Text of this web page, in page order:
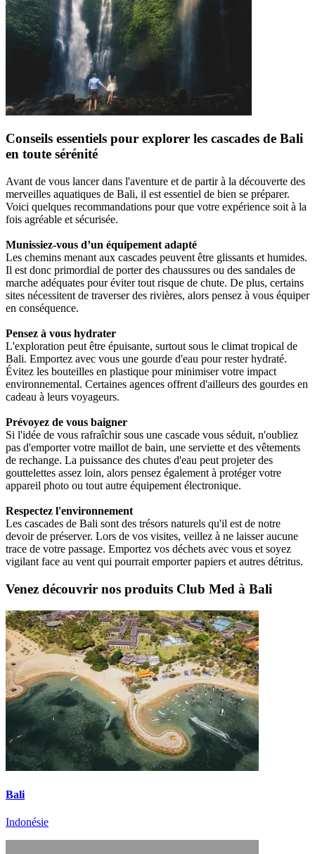
Conseils essentiels pour explorer les cascades de Bali
en toute sérénité
Avant de vous lancer dans l'aventure et de partir à la découverte des
merveilles aquatiques de Bali, il est essentiel de bien se préparer.
Voici quelques recommandations pour que votre expérience soit à la
fois agréable et sécurisée.
Munissiez-vous d’un équipement adapté
Les chemins menant aux cascades peuvent être glissants et humides.
Il est donc primordial de porter des chaussures ou des sandales de
marche adéquates pour éviter tout risque de chute. De plus, certains
sites nécessitent de traverser des rivières, alors pensez à vous équiper
en conséquence.
Pensez à vous hydrater
L'exploration peut être épuisante, surtout sous le climat tropical de
Bali. Emportez avec vous une gourde d'eau pour rester hydraté.
Évitez les bouteilles en plastique pour minimiser votre impact
environnemental. Certaines agences offrent d'ailleurs des gourdes en
cadeau à leurs voyageurs.
Prévoyez de vous baigner
Si l'idée de vous rafraîchir sous une cascade vous séduit, n'oubliez
pas d'emporter votre maillot de bain, une serviette et des vêtements
de rechange. La puissance des chutes d'eau peut projeter des
gouttelettes assez loin, alors pensez également à protéger votre
appareil photo ou tout autre équipement électronique.
Respectez l'environnement
Les cascades de Bali sont des trésors naturels qu'il est de notre
devoir de préserver. Lors de vos visites, veillez à ne laisser aucune
trace de votre passage. Emportez vos déchets avec vous et soyez
vigilant face au vent qui pourrait emporter papiers et autres détritus.
Venez découvrir nos produits Club Med à Bali
Bali
Indonésie